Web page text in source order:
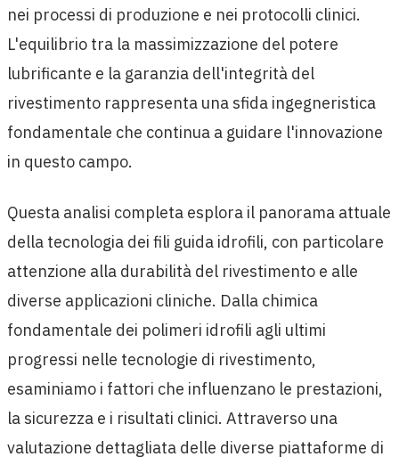
nei processi di produzione e nei protocolli clinici.
L'equilibrio tra la massimizzazione del potere
lubrificante e la garanzia dell'integrità del
rivestimento rappresenta una sfida ingegneristica
fondamentale che continua a guidare l'innovazione
in questo campo.
Questa analisi completa esplora il panorama attuale
della tecnologia dei fili guida idrofili, con particolare
attenzione alla durabilità del rivestimento e alle
diverse applicazioni cliniche. Dalla chimica
fondamentale dei polimeri idrofili agli ultimi
progressi nelle tecnologie di rivestimento,
esaminiamo i fattori che influenzano le prestazioni,
la sicurezza e i risultati clinici. Attraverso una
valutazione dettagliata delle diverse piattaforme di